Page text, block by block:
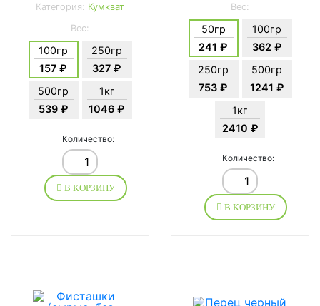
Категория: Кумкват
Вес:
100гр
157 ₽
250гр
327 ₽
500гр
539 ₽
1кг
1046 ₽
Количество:
В КОРЗИНУ
Вес:
50гр
241 ₽
100гр
362 ₽
250гр
753 ₽
500гр
1241 ₽
1кг
2410 ₽
Количество:
В КОРЗИНУ